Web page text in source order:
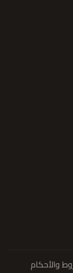
والأحكام